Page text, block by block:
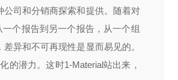
司和分销商探索和提供。随着对
个报告到另一个报告，从一个组
异和不可再现性是显而易见的。
的潜力。这时1-Material站出来，